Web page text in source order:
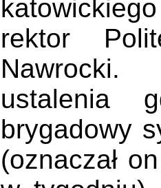
rektor
ustalenia
brygadowy
(oznaczał